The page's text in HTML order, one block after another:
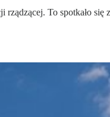
To spotkało się